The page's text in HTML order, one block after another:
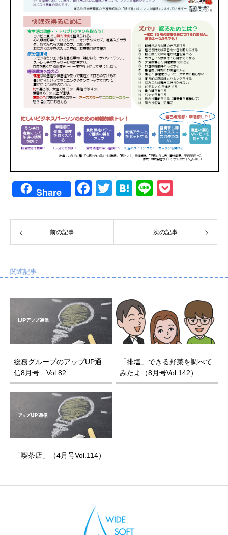
Share
F
c
k
T
tt
H
e
Li
e
ck
et
前の記事 次の記事
関連記事
総務グループのアップUP通
信8月号 Vol.82
「排塩」できる野菜を調べて
みたよ（8月号Vol.142）
「喫茶店」（4月号Vol.114）